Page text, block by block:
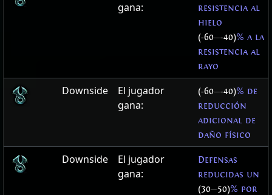
gana:
resistencia al
hielo
(-60—-40)% a la
resistencia al
rayo
Downside
El jugador
gana:
(-60—-40)% de
reducción
adicional de
daño físico
Downside
El jugador
gana:
Defensas
reducidas un
(30—50)% por